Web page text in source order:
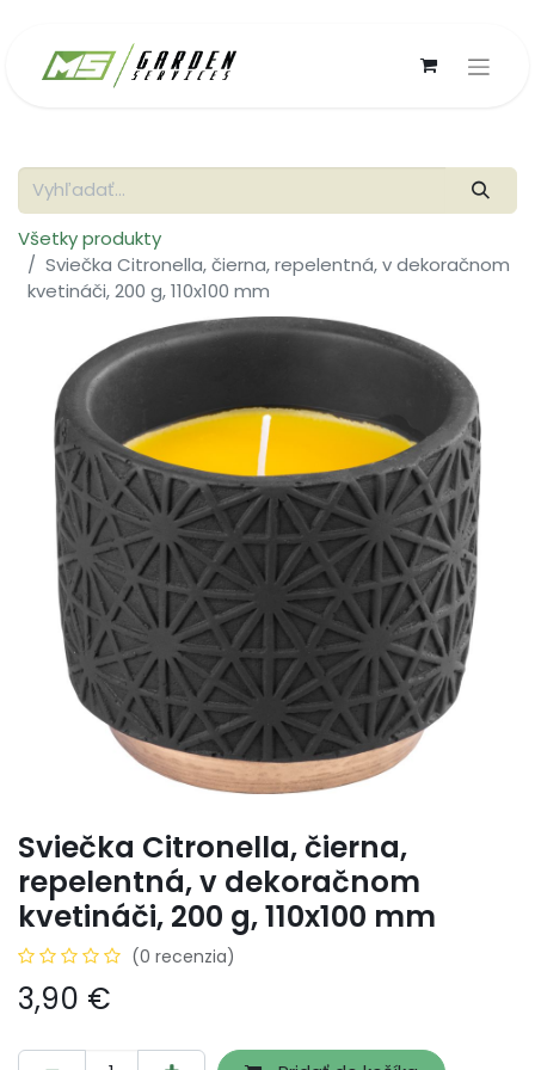
Všetky produkty
Sviečka Citronella, čierna, repelentná, v dekoračnom
kvetináči, 200 g, 110x100 mm
Sviečka Citronella, čierna,
repelentná, v dekoračnom
kvetináči, 200 g, 110x100 mm
(0 recenzia)
3,90 €